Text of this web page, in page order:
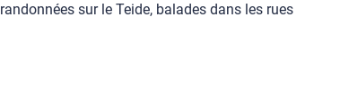
sur le Teide, balades dans les rues